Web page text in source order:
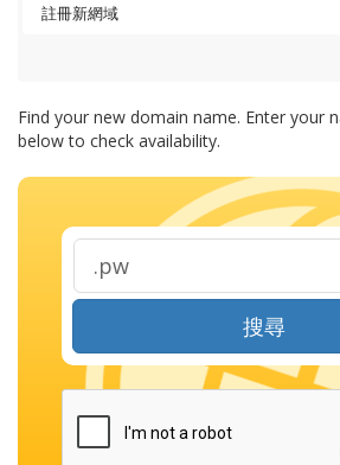
Find your new domain name. Enter your
below to check availability.
搜尋